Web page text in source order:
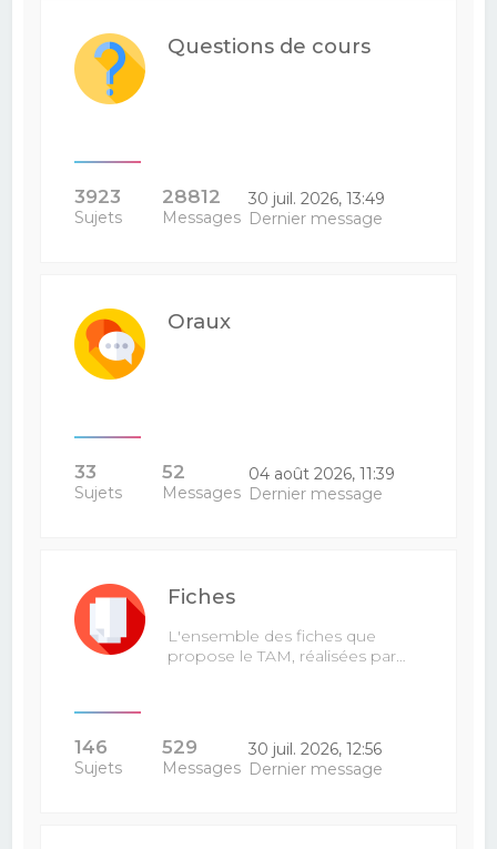
Questions de cours
3923
Sujets
28812
Messages
30 juil. 2026, 13:49
Dernier message
Oraux
33
Sujets
52
Messages
04 août 2026, 11:39
Dernier message
Fiches
L'ensemble des fiches que
propose le TAM, réalisées par…
146
Sujets
529
Messages
30 juil. 2026, 12:56
Dernier message